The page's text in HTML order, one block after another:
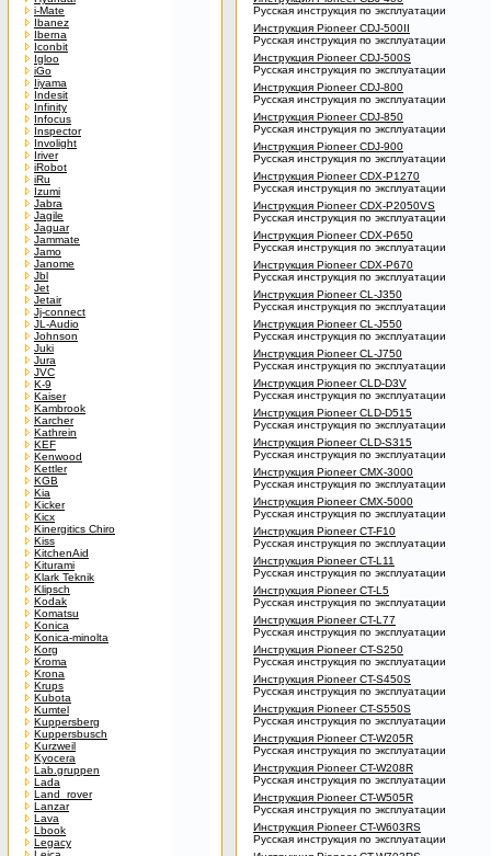
i-Mate
Ibanez
Iberna
Iconbit
Igloo
iGo
Iiyama
Indesit
Infinity
Infocus
Inspector
Involight
Iriver
iRobot
iRu
Izumi
Jabra
Jagile
Jaguar
Jammate
Jamo
Janome
Jbl
Jet
Jetair
Jj-connect
JL-Audio
Johnson
Juki
Jura
JVC
K-9
Kaiser
Kambrook
Karcher
Kathrein
KEF
Kenwood
Kettler
KGB
Kia
Kicker
Kicx
Kinergitics Chiro
Kiss
KitchenAid
Kiturami
Klark Teknik
Klipsch
Kodak
Komatsu
Konica
Konica-minolta
Korg
Kroma
Krona
Krups
Kubota
Kumtel
Kuppersberg
Kuppersbusch
Kurzweil
Kyocera
Lab.gruppen
Lada
Land_rover
Lanzar
Lava
Lbook
Legacy
Русская инструкция по эксплуатации
Инструкция Pioneer CDJ-500II
Русская инструкция по эксплуатации
Инструкция Pioneer CDJ-500S
Русская инструкция по эксплуатации
Инструкция Pioneer CDJ-800
Русская инструкция по эксплуатации
Инструкция Pioneer CDJ-850
Русская инструкция по эксплуатации
Инструкция Pioneer CDJ-900
Русская инструкция по эксплуатации
Инструкция Pioneer CDX-P1270
Русская инструкция по эксплуатации
Инструкция Pioneer CDX-P2050VS
Русская инструкция по эксплуатации
Инструкция Pioneer CDX-P650
Русская инструкция по эксплуатации
Инструкция Pioneer CDX-P670
Русская инструкция по эксплуатации
Инструкция Pioneer CL-J350
Русская инструкция по эксплуатации
Инструкция Pioneer CL-J550
Русская инструкция по эксплуатации
Инструкция Pioneer CL-J750
Русская инструкция по эксплуатации
Инструкция Pioneer CLD-D3V
Русская инструкция по эксплуатации
Инструкция Pioneer CLD-D515
Русская инструкция по эксплуатации
Инструкция Pioneer CLD-S315
Русская инструкция по эксплуатации
Инструкция Pioneer CMX-3000
Русская инструкция по эксплуатации
Инструкция Pioneer CMX-5000
Русская инструкция по эксплуатации
Инструкция Pioneer CT-F10
Русская инструкция по эксплуатации
Инструкция Pioneer CT-L11
Русская инструкция по эксплуатации
Инструкция Pioneer CT-L5
Русская инструкция по эксплуатации
Инструкция Pioneer CT-L77
Русская инструкция по эксплуатации
Инструкция Pioneer CT-S250
Русская инструкция по эксплуатации
Инструкция Pioneer CT-S450S
Русская инструкция по эксплуатации
Инструкция Pioneer CT-S550S
Русская инструкция по эксплуатации
Инструкция Pioneer CT-W205R
Русская инструкция по эксплуатации
Инструкция Pioneer CT-W208R
Русская инструкция по эксплуатации
Инструкция Pioneer CT-W505R
Русская инструкция по эксплуатации
Инструкция Pioneer CT-W603RS
Русская инструкция по эксплуатации